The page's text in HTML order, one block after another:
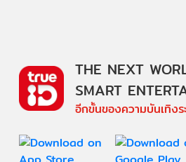
THE NEXT
SMART
อีกขั้นของความบันเทิง